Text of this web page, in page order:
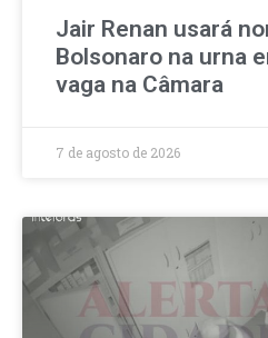
Jair Renan usará
Bolsonaro na urna
vaga na Câmara
7 de agosto de 2026